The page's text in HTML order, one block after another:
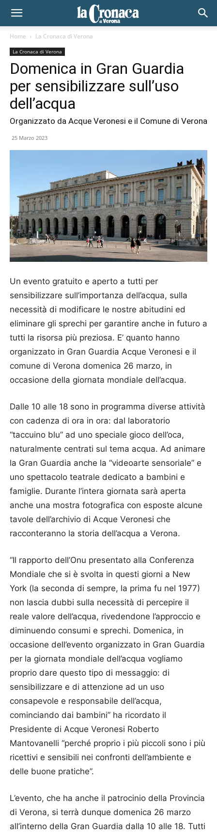
Home La Cronaca di Verona
La Cronaca di Verona
Domenica in Gran Guardia
per sensibilizzare sull’uso
dell’acqua
Organizzato da Acque Veronesi e il Comune di Verona
25 Marzo 2023
Un evento gratuito e aperto a tutti per
sensibilizzare sull’importanza dell’acqua, sulla
necessità di modificare le nostre abitudini ed
eliminare gli sprechi per garantire anche in futuro a
tutti la risorsa più preziosa. E’ quanto hanno
organizzato in Gran Guardia Acque Veronesi e il
comune di Verona domenica 26 marzo, in
occasione della giornata mondiale dell’acqua.
Dalle 10 alle 18 sono in programma diverse attività
con cadenza di ora in ora: dal laboratorio
“taccuino blu” ad uno speciale gioco dell’oca,
naturalmente centrati sul tema acqua. Ad animare
la Gran Guardia anche la “videoarte sensoriale” e
uno spettacolo teatrale dedicato a bambini e
famiglie. Durante l’intera giornata sarà aperta
anche una mostra fotografica con esposte alcune
tavole dell’archivio di Acque Veronesi che
racconteranno la storia dell’acqua a Verona.
“Il rapporto dell’Onu presentato alla Conferenza
Mondiale che si è svolta in questi giorni a New
York (la seconda di sempre, la prima fu nel 1977)
non lascia dubbi sulla necessità di percepire il
reale valore dell’acqua, rivedendone l’approccio e
diminuendo consumi e sprechi. Domenica, in
occasione dell’evento organizzato in Gran Guardia
per la giornata mondiale dell’acqua vogliamo
proprio dare questo tipo di messaggio: di
sensibilizzare e di attenzione ad un uso
consapevole e responsabile dell’acqua,
cominciando dai bambini” ha ricordato il
Presidente di Acque Veronesi Roberto
Mantovanelli “perché proprio i più piccoli sono i più
ricettivi e sensibili nei confronti dell’ambiente e
delle buone pratiche”.
L’evento, che ha anche il patrocinio della Provincia
di Verona, si terrà dunque domenica 26 marzo
all’interno della Gran Guardia dalla 10 alle 18. Tutti